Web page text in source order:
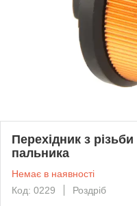
Перехідник з
пальника
Немає в наявності
Код: 0229
Роздріб